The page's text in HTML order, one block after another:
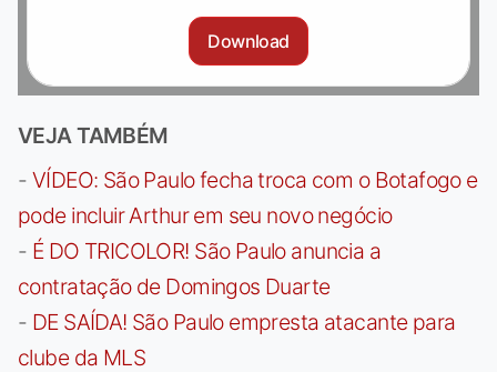
Download
VEJA TAMBÉM
- VÍDEO: São Paulo fecha troca com o Botafogo e
pode incluir Arthur em seu novo negócio
- É DO TRICOLOR! São Paulo anuncia a
contratação de Domingos Duarte
- DE SAÍDA! São Paulo empresta atacante para
clube da MLS